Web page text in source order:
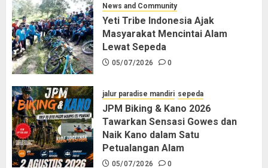
News and Community
Yeti Tribe Indonesia Ajak
Masyarakat Mencintai Alam
Lewat Sepeda
05/07/2026 0
jalur paradise mandiri sepeda
JPM Biking & Kano 2026
Tawarkan Sensasi Gowes dan
Naik Kano dalam Satu
Petualangan Alam
05/07/2026 0